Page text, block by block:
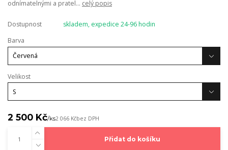
odnímatelnými a pratel... celý popis
Dostupnost
skladem, expedice 24-96 hodin
Barva
Velikost
2 500 Kč/ks2 066 Kčbez DPH
Přidat do košíku